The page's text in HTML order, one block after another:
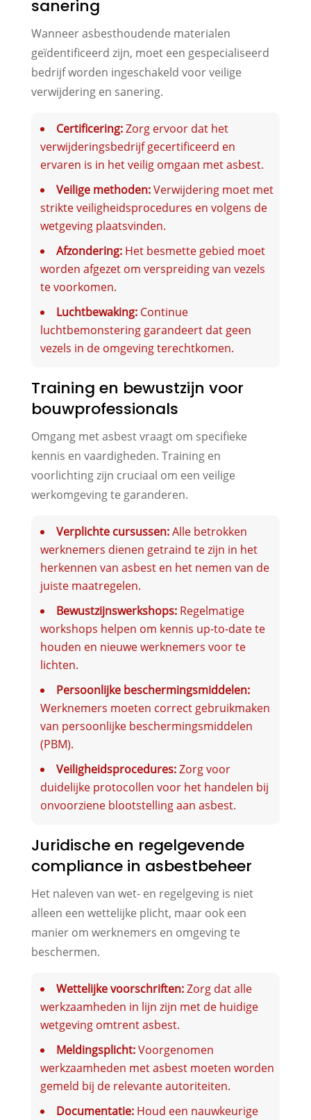
sanering
Wanneer asbesthoudende materialen
geïdentificeerd zijn, moet een gespecialiseerd
bedrijf worden ingeschakeld voor veilige
verwijdering en sanering.
Certificering:Zorg ervoor dat het
verwijderingsbedrijf gecertificeerd en
ervaren is in het veilig omgaan met asbest.
Veilige methoden:Verwijdering moet met
strikte veiligheidsprocedures en volgens de
wetgeving plaatsvinden.
Afzondering:Het besmette gebied moet
worden afgezet om verspreiding van vezels
te voorkomen.
Luchtbewaking:Continue
luchtbemonstering garandeert dat geen
vezels in de omgeving terechtkomen.
Training en bewustzijn voor
bouwprofessionals
Omgang met asbest vraagt om specifieke
kennis en vaardigheden. Training en
voorlichting zijn cruciaal om een veilige
werkomgeving te garanderen.
Verplichte cursussen:Alle betrokken
werknemers dienen getraind te zijn in het
herkennen van asbest en het nemen van de
juiste maatregelen.
Bewustzijnswerkshops:Regelmatige
workshops helpen om kennis up-to-date te
houden en nieuwe werknemers voor te
lichten.
Persoonlijke beschermingsmiddelen:
Werknemers moeten correct gebruikmaken
van persoonlijke beschermingsmiddelen
(PBM).
Veiligheidsprocedures:Zorg voor
duidelijke protocollen voor het handelen bij
onvoorziene blootstelling aan asbest.
Juridische en regelgevende
compliance in asbestbeheer
Het naleven van wet- en regelgeving is niet
alleen een wettelijke plicht, maar ook een
manier om werknemers en omgeving te
beschermen.
Wettelijke voorschriften:Zorg dat alle
werkzaamheden in lijn zijn met de huidige
wetgeving omtrent asbest.
Meldingsplicht:Voorgenomen
werkzaamheden met asbest moeten worden
gemeld bij de relevante autoriteiten.
Documentatie:Houd een nauwkeurige